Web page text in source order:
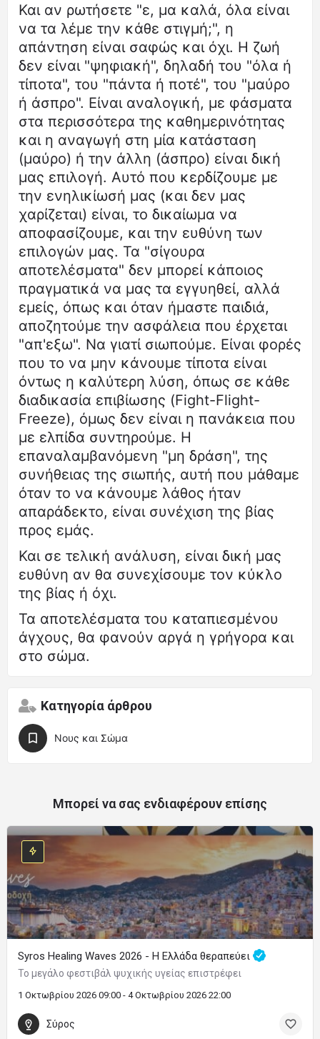
Και αν ρωτήσετε "ε, μα καλά, όλα είναι
να τα λέμε την κάθε στιγμή;", η
απάντηση είναι σαφώς και όχι. Η ζωή
δεν είναι "ψηφιακή", δηλαδή του "όλα ή
τίποτα", του "πάντα ή ποτέ", του "μαύρο
ή άσπρο". Είναι αναλογική, με φάσματα
στα περισσότερα της καθημερινότητας
και η αναγωγή στη μία κατάσταση
(μαύρο) ή την άλλη (άσπρο) είναι δική
μας επιλογή. Αυτό που κερδίζουμε με
την ενηλικίωσή μας (και δεν μας
χαρίζεται) είναι, το δικαίωμα να
αποφασίζουμε, και την ευθύνη των
επιλογών μας. Τα "σίγουρα
αποτελέσματα" δεν μπορεί κάποιος
πραγματικά να μας τα εγγυηθεί, αλλά
εμείς, όπως και όταν ήμαστε παιδιά,
αποζητούμε την ασφάλεια που έρχεται
"απ'εξω". Να γιατί σιωπούμε. Είναι φορές
που το να μην κάνουμε τίποτα είναι
όντως η καλύτερη λύση, όπως σε κάθε
διαδικασία επιβίωσης (Fight-Flight-
Freeze), όμως δεν είναι η πανάκεια που
με ελπίδα συντηρούμε. Η
επαναλαμβανόμενη "μη δράση", της
συνήθειας της σιωπής, αυτή που μάθαμε
όταν το να κάνουμε λάθος ήταν
απαράδεκτο, είναι συνέχιση της βίας
προς εμάς.
Και σε τελική ανάλυση, είναι δική μας
ευθύνη αν θα συνεχίσουμε τον κύκλο
της βίας ή όχι.
Τα αποτελέσματα του καταπιεσμένου
άγχους, θα φανούν αργά η γρήγορα και
στο σώμα.
Κατηγορία άρθρου
Νους και Σώμα
Μπορεί να σας ενδιαφέρουν επίσης
Syros Healing Waves 2026 - Η Ελλάδα θεραπεύει
Το μεγάλο φεστιβάλ ψυχικής υγείας επιστρέφει
1 Οκτωβρίου 2026 09:00 - 4 Οκτωβρίου 2026 22:00
Σύρος